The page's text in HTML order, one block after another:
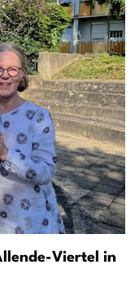
Viertel in